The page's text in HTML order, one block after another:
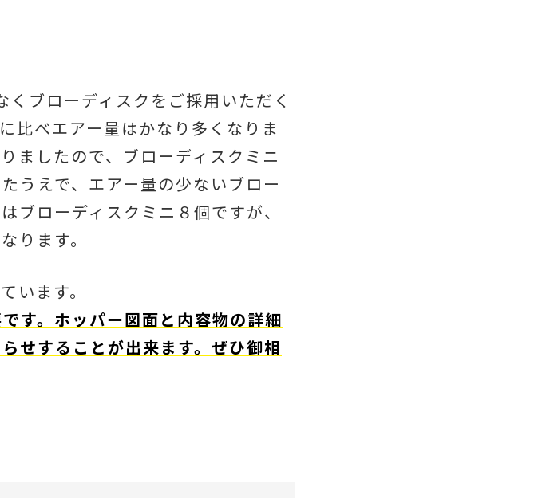
ブローディスクをご採用いただく
比べエアー量はかなり多くなりま
ましたので、ブローディスクミニ
うえで、エアー量の少ないブロー
ブローディスクミニ８個ですが、
ります。
います。
す。ホッパー図面と内容物の詳細
せすることが出来ます。ぜひ御相